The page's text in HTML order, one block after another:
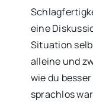
eine
Situation
alleine und
wie du
sprachlos